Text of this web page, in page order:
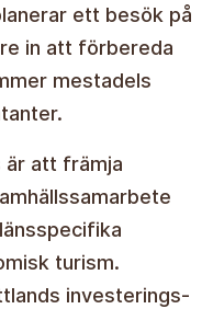
ett besök på
in att förbereda
mestadels
är att främja
turism.
investerings-